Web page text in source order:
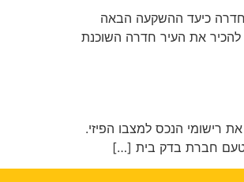
כיעד ההשקעה הבאה
להכיר את העיר חדרה השוכנת
רישומי הנכס למצבו הפיזי.
מטעם חברת בדק בית […]